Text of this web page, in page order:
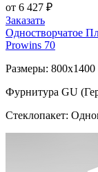
от 6 427 ₽
Заказать
Одностворчатое
Prowins 70
Размеры:
Фурнитура GU
Стеклопакет: